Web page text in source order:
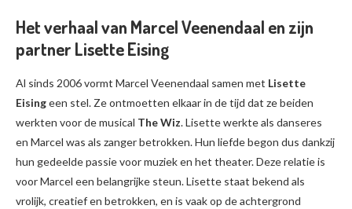
Het verhaal van Marcel Veenendaal en zijn
partner Lisette Eising
Al sinds 2006 vormt Marcel Veenendaal samen met Lisette
Eisingeen stel. Ze ontmoetten elkaar in de tijd dat ze beiden
werkten voor de musical The Wiz. Lisette werkte als danseres
en Marcel was als zanger betrokken. Hun liefde begon dus dankzij
hun gedeelde passie voor muziek en het theater. Deze relatie is
voor Marcel een belangrijke steun. Lisette staat bekend als
vrolijk, creatief en betrokken, en is vaak op de achtergrond